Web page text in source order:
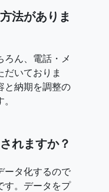
法がありま
ろん、電話・メ
だいておりま
と納期を調整の
れますか？
ータ化するので
す。データをプ